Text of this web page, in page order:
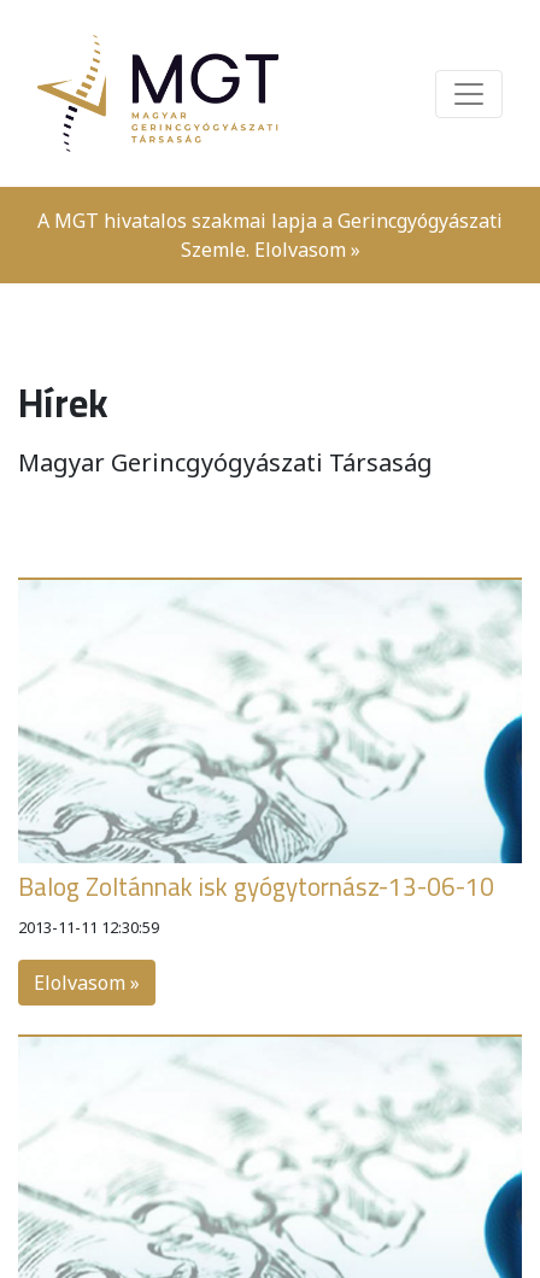
A MGT hivatalos szakmai lapja a Gerincgyógyászati
Szemle. Elolvasom »
Hírek
Magyar Gerincgyógyászati Társaság
Balog Zoltánnak isk gyógytornász-13-06-10
2013-11-11 12:30:59
Elolvasom »